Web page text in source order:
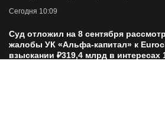
Сегодня 10:09
Суд отложил на 8 сентября
жалобы УК «Альфа-капитал» к
взыскании ₽319,4 млрд в интересах